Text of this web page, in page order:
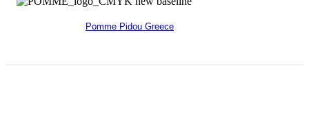
Pomme Pidou Greece